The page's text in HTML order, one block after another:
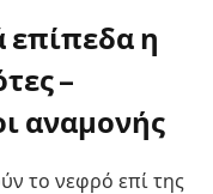
η
–
αναμονής
το νεφρό επί της